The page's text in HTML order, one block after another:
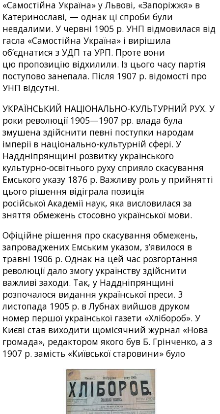
«Самостійна Україна» у Львові, «Запоріжжя» в
Катеринославі, — однак ці спроби були
невдалими. У червні 1905 р. УНП відмовилася від
гасла «Самостійна Україна» і вирішила
об’єднатися з УДП та УРП. Проте вони
цю пропозицію відхилили. Із цього часу партія
поступово занепала. Після 1907 р. відомості про
УНП відсутні.
УКРАЇНСЬКИЙ НАЦІОНАЛЬНО-КУЛЬТУРНИЙ РУХ. У
роки революції 1905—1907 рр. влада була
змушена здійснити певні поступки народам
імперії в національно-культурній сфері. У
Наддніпрянщині розвитку українського
культурно-освітнього руху сприяло скасування
Емського указу 1876 р. Важливу роль у прийнятті
цього рішення відіграла позиція
російської Академії наук, яка висловилася за
зняття обмежень стосовно української мови.
Офіційне рішення про скасування обмежень,
запроваджених Емським указом, з’явилося в
травні 1906 р. Однак на цей час розгортання
революції дало змогу українству здійснити
важливі заходи. Так, у Наддніпрянщині
розпочалося видання української преси. 3
листопада 1905 р. в Лубнах вийшов друком
номер першої української газети «Хлібороб». У
Києві став виходити щомісячний журнал «Нова
громада», редактором якого був Б. Грінченко, а з
1907 р. замість «Київської старовини» було